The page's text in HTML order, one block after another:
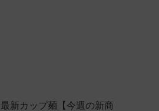
最新カップ麺【今週の新商